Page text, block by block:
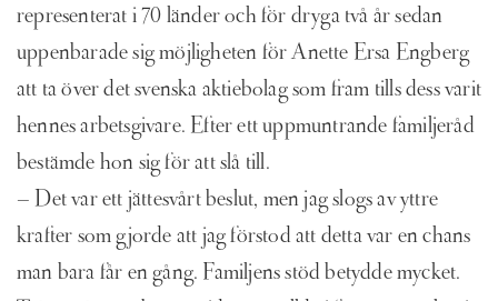
representerat i 70 länder och för dryga två år sedan
uppenbarade sig möjligheten för Anette Ersa Engberg
att ta över det svenska aktiebolag som fram tills dess varit
hennes arbetsgivare. Efter ett uppmuntrande familjeråd
bestämde hon sig för att slå till.
– Det var ett jättesvårt beslut, men jag slogs av yttre
krafter som gjorde att jag förstod att detta var en chans
man bara får en gång. Familjens stöd betydde mycket.